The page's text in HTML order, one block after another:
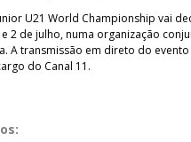
U21 World Championship vai
2 de julho, numa organização
A transmissão em direto do
do Canal 11.